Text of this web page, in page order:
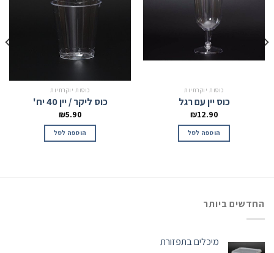
כוסות יוקרתיות
כוס יין עם רגל
₪12.90
הוספה לסל
כוסות יוקרתיות
כוס ליקר / יין 40 יח'
₪5.90
הוספה לסל
החדשים ביותר
מיכלים בתפזורת